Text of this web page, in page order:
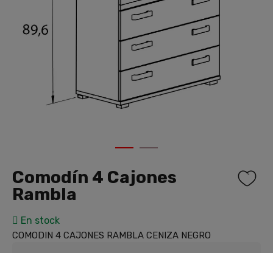
Comodín 4 Cajones
Rambla
En stock
COMODIN 4 CAJONES RAMBLA CENIZA NEGRO